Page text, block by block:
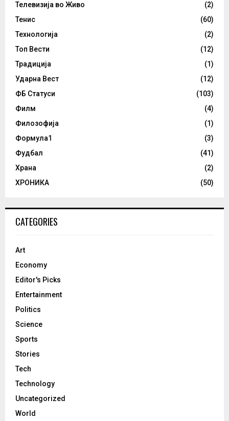
Телевизија во Живо
(2)
Тенис
(60)
Технологија
(2)
Топ Вести
(12)
Традиција
(1)
Ударна Вест
(12)
ФБ Статуси
(103)
Филм
(4)
Филозофија
(1)
Формула1
(3)
Фудбал
(41)
Храна
(2)
ХРОНИКА
(50)
CATEGORIES
Art
Economy
Editor's Picks
Entertainment
Politics
Science
Sports
Stories
Tech
Technology
Uncategorized
World